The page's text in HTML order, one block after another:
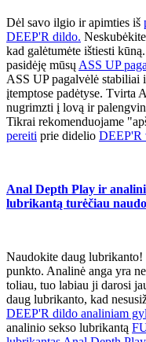
Dėl savo ilgio ir apimties iš
DEEP'R dildo.
kad galėtumėte ištiesti
pasidėję mūsų ASS UP
ASS UP pagalvėlė stabiliai
įtemptose padėtyse. Tvirta
nugrimzti į lovą ir
Tikrai rekomenduojame
pereiti prie didelio DEEP'R
Anal Depth Play ir
lubrikantą turėčiau
Naudokite daug lubrikanto!
punkto. Analinė anga yra
toliau, tuo labiau ji darosi
daug lubrikanto, kad
DEEP'R dildo analiniam
analinio sekso lubrikantą